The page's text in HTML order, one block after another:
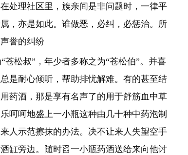
处理社区里，族亲间是非问题时，一律平
，亦是如此。谁做恶，必纠， 必惩治。所
誉的纠纷
松叔”，年少者多称之为“苍松伯”。并喜
是耐心倾听，帮助排忧解难。有的甚至结
药酒，那是享有名声了的用于舒筋血中草
呵呵地盛上一小瓶这种由几十种中药泡制
人示范擦抹的办法。决不让来人失望空手
缸旁边。随时舀一小瓶药酒送给来向他讨